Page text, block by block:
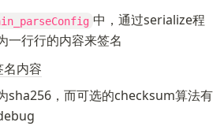
中，通过serialize程
一行行的内容来签名
内容
sha256，而可选的checksum算法有